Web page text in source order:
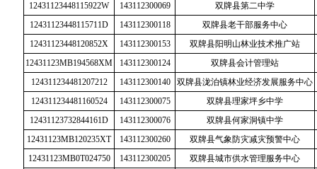
12431123448115922W
143112300069
双牌县第二中学
12431123448115711D
143112300118
双牌县老干部服务中心
12431123448120852X
143112300153
双牌县阳明山林业技术推广站
12431123MB194568XM
143112300124
双牌县会计管理站
124311234481207212
143112300140
双牌县泷泊镇林业经济发展服务中心
124311234481160524
143112300075
双牌县理家坪乡中学
12431123732844161D
143112300076
双牌县何家洞镇中学
12431123MB120235XT
143112300260
双牌县气象防灾减灾预警中心
12431123MB0T024750
143112300205 双牌县城市供水管理服务中心